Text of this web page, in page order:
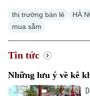
thị trường bán lẻ HÀ
mua sẵm
Tin tức
Những lưu ý về kê